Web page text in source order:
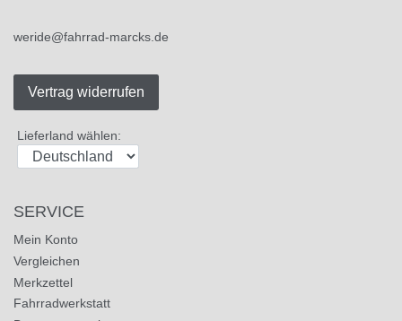
weride@fahrrad-marcks.de
Vertrag widerrufen
Lieferland wählen:
SERVICE
Mein Konto
Vergleichen
Merkzettel
Fahrradwerkstatt